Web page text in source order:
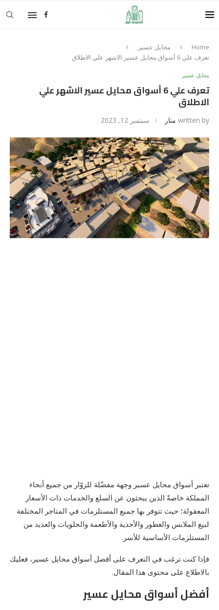
Home
محايل عسير
تعرف علي 6 أسواق محايل عسير الاشهر علي الاطلاق
محايل عسير
تعرف علي 6 أسواق محايل عسير الاشهر علي
الاطلاق
written by منار سبتمبر 12, 2023
تعتبر أسواق محايل عسير وجهة مفضّلة للزوّار من جميع أنحاء
المملكة خاصةً الذين يبحثون عن السلع والخدمات ذات الأسعار
المعقولة؛ حيث تتوفر بها جميع المستلزمات في المتاجر المختلفة
لبيع الملابس والعطور والأحذية والأطعمة والحلويات والعديد من
المستلزمات الأساسية للأسر.
فإذا كنت ترغب في التعرف على أفضل أسواق محايل عسير، فعليك
بالاطلاع على محتوى هذا المقال.
أفضل أسواق محايل عسير